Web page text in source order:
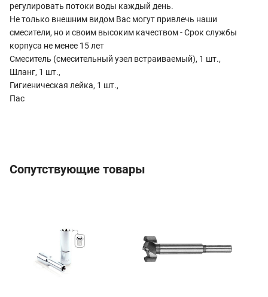
регулировать потоки воды каждый день.
Не только внешним видом Вас могут привлечь наши
смесители, но и своим высоким качеством - Срок службы
корпуса не менее 15 лет
Смеситель (смесительный узел встраиваемый), 1 шт.,
Шланг, 1 шт.,
Гигиеническая лейка, 1 шт.,
Пас
Сопутствующие товары